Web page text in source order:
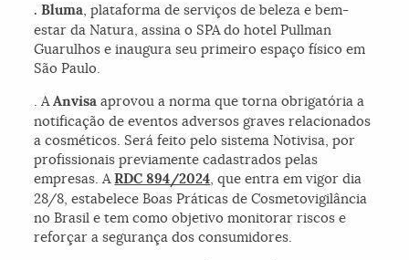
. Bluma, plataforma de serviços de beleza e bem-
estar da Natura, assina o SPA do hotel Pullman
Guarulhos e inaugura seu primeiro espaço físico em
São Paulo.
. AAnvisa aprovou a norma que torna obrigatória a
notificação de eventos adversos graves relacionados
a cosméticos. Será feito pelo sistema Notivisa, por
profissionais previamente cadastrados pelas
empresas. ARDC 894/2024, que entra em vigor dia
28/8, estabelece Boas Práticas de Cosmetovigilância
no Brasil e tem como objetivo monitorar riscos e
reforçar a segurança dos consumidores.